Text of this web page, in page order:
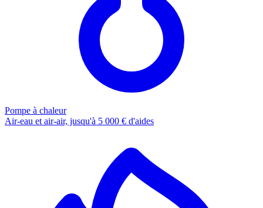
Pompe à chaleur
Air-eau et air-air, jusqu'à 5 000 € d'aides